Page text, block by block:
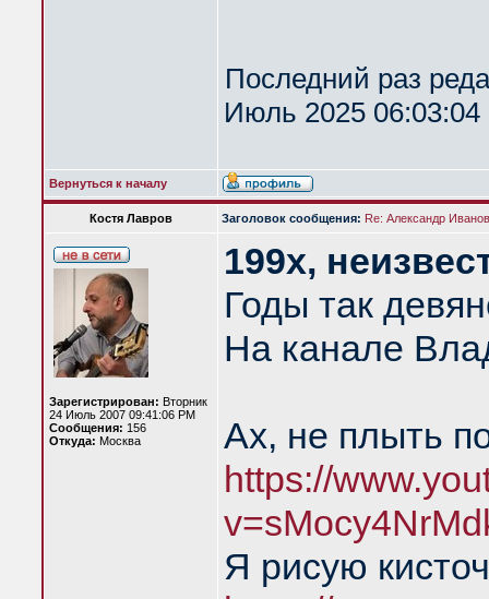
Последний раз
Июль 2025 06:03:04
Вернуться к началу
Костя Лавров Заголовок сообщения: Re: Александр
Зарегистрирован: Вторник
24 Июль 2007 09:41:06 PM
Сообщения: 156
Откуда: Москва
199х,
Годы так
На канале
Ах, не плыть
https://
Я рисую